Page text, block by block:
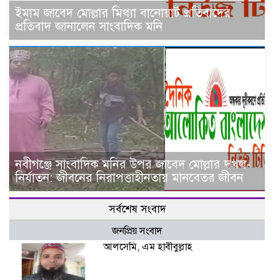
ইমাম জাবেদ মোল্লার মিথ্যা বানোয়াট প্রতিবাদের
প্রতিবাদ জানালেন সাংবাদিক মনি
নবীগঞ্জে সাংবাদিক মনির উপর জাবেদ মোল্লার দখল-
নির্যাতন: জীবনের নিরাপত্তাহীনতায় মানবেতর জীবন
সর্বশেষ সংবাদ
জনপ্রিয় সংবাদ
আলসেমি, এম হাবীবুল্লাহ